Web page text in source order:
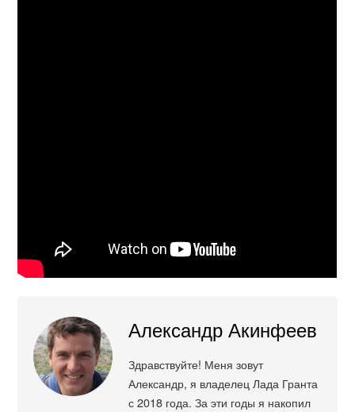
Александр Акинфеев
Здравствуйте! Меня зовут
Александр, я владелец Лада Гранта
с 2018 года. За эти годы я накопил